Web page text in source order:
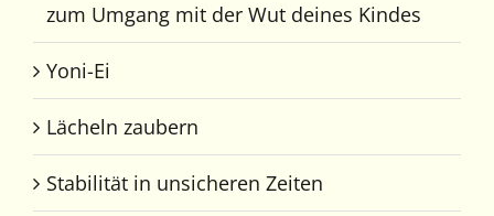
zum Umgang mit der Wut deines Kindes
Yoni-Ei
Lächeln zaubern
Stabilität in unsicheren Zeiten